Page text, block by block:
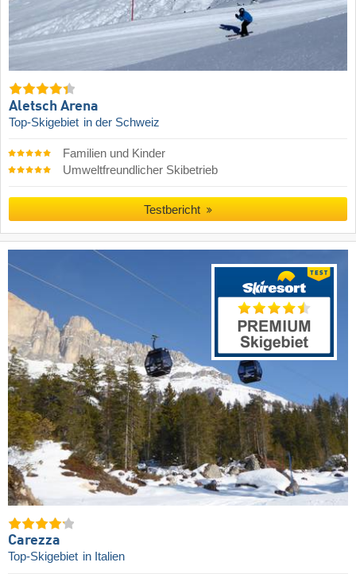
Aletsch Arena
Top-Skigebiet in der Schweiz
Familien und Kinder
Umweltfreundlicher Skibetrieb
Testbericht
Carezza
Top-Skigebiet in Italien